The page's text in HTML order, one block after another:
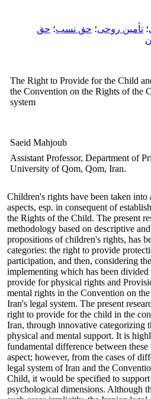
؛ تأمین روحی؛ حق نسب؛ حق
The Right to Provide for the Child
the Convention on the Rights of the
system
Saeid Mahjoub
Assistant Professor, Department of
University of Qom, Qom, Iran.
Children's rights have been taken
aspects, esp. in consequent of
the Rights of the Child. The present
methodology based on descriptive
propositions of children's rights, has
categories: the right to provide
participation, and then, considering
implementing which has been
provide for physical rights and
mental rights in the Convention on
Iran's legal system. The present
right to provide for the child in the
Iran, through innovative categorizing
physical and mental support. It is
fundamental difference between
aspect; however, from the cases of
legal system of Iran and the
Child, it would be specified to
psychological dimensions. Although